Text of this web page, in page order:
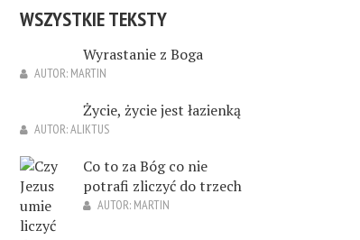
WSZYSTKIE TEKSTY
Wyrastanie z Boga
AUTOR: MARTIN
Życie, życie jest łazienką
AUTOR:ALIKTUS
Co to za Bóg co nie
potrafi zliczyć do trzech
AUTOR: MARTIN